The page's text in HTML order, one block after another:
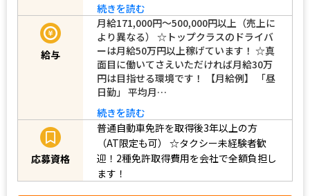
続きを読む
給与
月給171,000円～500,000円以上（売上に
より異なる） ☆トップクラスのドライバ
ーは月給50万円以上稼げています！ ☆真
面目に働いてさえいただければ月給30万
円は目指せる環境です！ 【月給例】 「昼
日勤」 平均月…
続きを読む
応募資格
普通自動車免許を取得後3年以上の方
（AT限定も可）
☆タクシー未経験者歓
迎！2種免許取得費用を会社で全額負担し
ます！